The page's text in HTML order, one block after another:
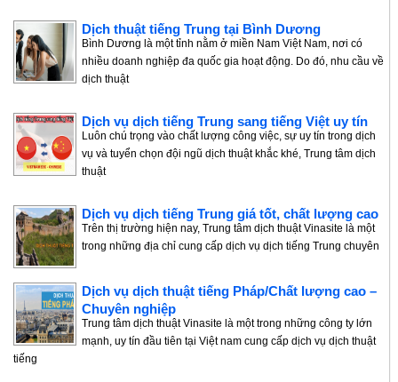
Dịch thuật tiếng Trung tại Bình Dương
Bình Dương là một tỉnh nằm ở miền Nam Việt Nam, nơi có
nhiều doanh nghiệp đa quốc gia hoạt động. Do đó, nhu cầu về
dịch thuật
Dịch vụ dịch tiếng Trung sang tiếng Việt uy tín
Luôn chú trọng vào chất lượng công việc, sự uy tín trong dịch
vụ và tuyển chọn đội ngũ dịch thuật khắc khé, Trung tâm dịch
thuật
Dịch vụ dịch tiếng Trung giá tốt, chất lượng cao
Trên thị trường hiện nay, Trung tâm dịch thuật Vinasite là một
trong những địa chỉ cung cấp dịch vụ dịch tiếng Trung chuyên
Dịch vụ dịch thuật tiếng Pháp/Chất lượng cao –
Chuyên nghiệp
Trung tâm dịch thuật Vinasite là một trong những công ty lớn
mạnh, uy tín đầu tiên tại Việt nam cung cấp dịch vụ dịch thuật
tiếng